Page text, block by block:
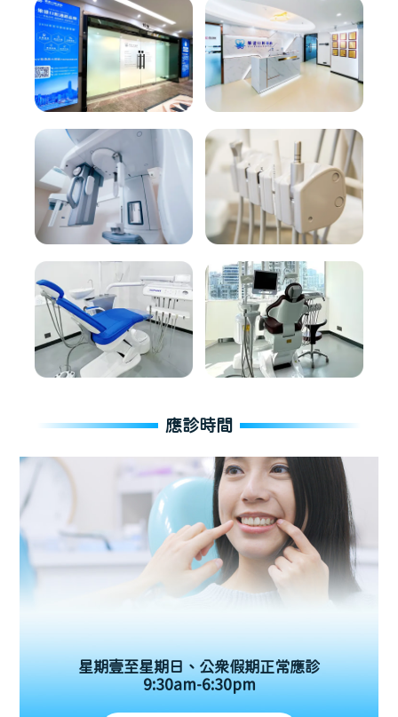
應診時間
星期壹至星期日、公眾假期正常應診
9:30am-6:30pm